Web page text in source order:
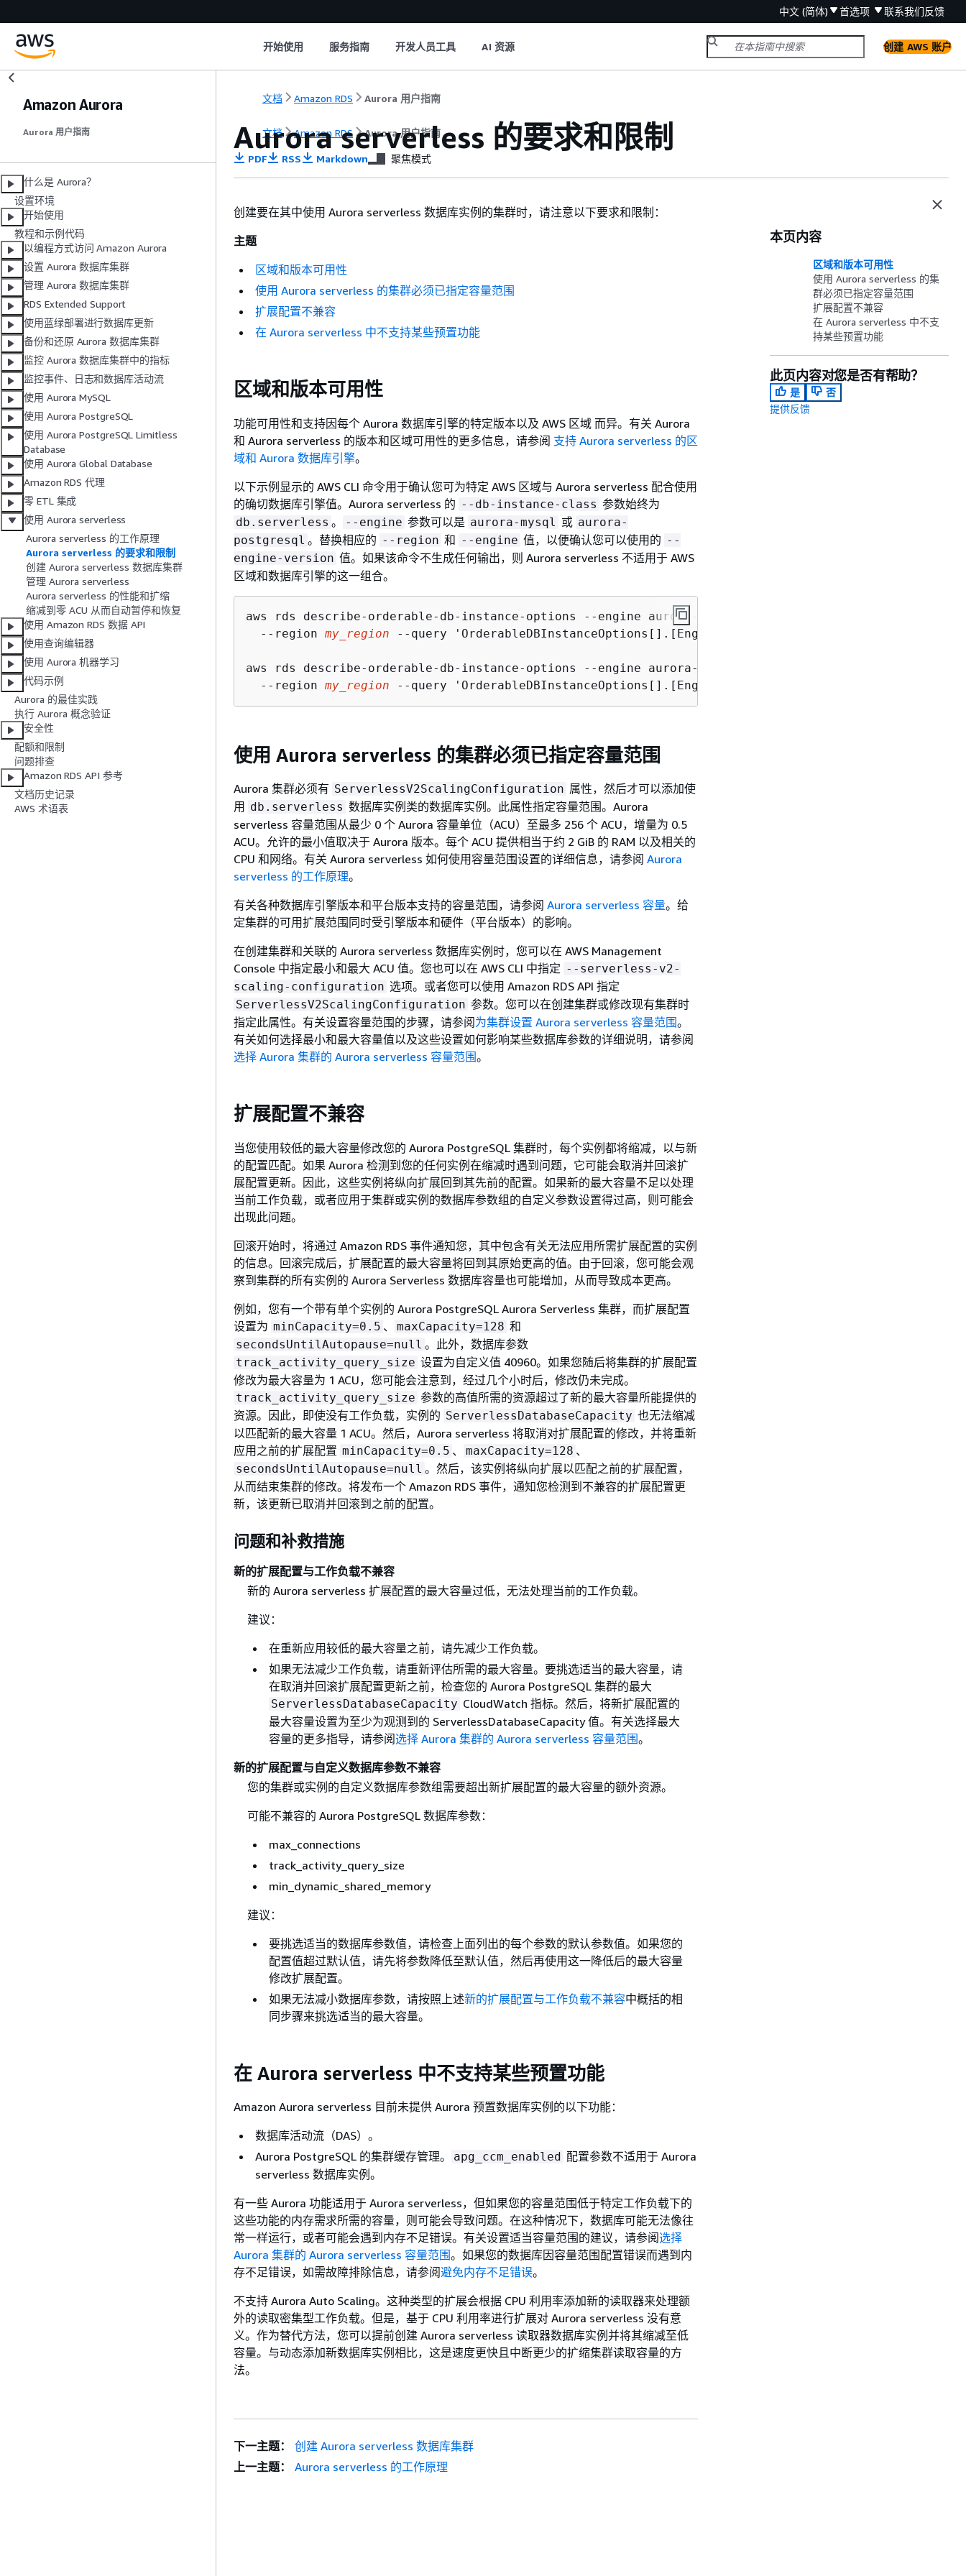
中文 (简体) 首选项 联系我们反馈
开始使用 服务指南 开发人员工具 AI 资源 创建 AWS 账户
Amazon Aurora
Aurora 用户指南
什么是 Aurora？
设置环境
开始使用
教程和示例代码
以编程方式访问 Amazon Aurora
设置 Aurora 数据库集群
管理 Aurora 数据库集群
RDS Extended Support
使用蓝绿部署进行数据库更新
备份和还原 Aurora 数据库集群
监控 Aurora 数据库集群中的指标
监控事件、日志和数据库活动流
使用 Aurora MySQL
使用 Aurora PostgreSQL
使用 Aurora PostgreSQL Limitless
Database
使用 Aurora Global Database
Amazon RDS 代理
零 ETL 集成
使用 Aurora serverless
Aurora serverless 的工作原理
Aurora serverless 的要求和限制
创建 Aurora serverless 数据库集群
管理 Aurora serverless
Aurora serverless 的性能和扩缩
缩减到零 ACU 从而自动暂停和恢复
使用 Amazon RDS 数据 API
使用查询编辑器
使用 Aurora 机器学习
代码示例
Aurora 的最佳实践
执行 Aurora 概念验证
安全性
配额和限制
问题排查
Amazon RDS API 参考
文档历史记录
AWS 术语表
文档 Amazon RDS Aurora 用户指南
文档 Amazon RDS Aurora 用户指南
Aurora serverless 的要求和限制
PDF RSS Markdown 聚焦模式
创建要在其中使用 Aurora serverless 数据库实例的集群时，请注意以下要求和限制：
主题
区域和版本可用性
使用 Aurora serverless 的集群必须已指定容量范围
扩展配置不兼容
在 Aurora serverless 中不支持某些预置功能
区域和版本可用性
功能可用性和支持因每个 Aurora 数据库引擎的特定版本以及 AWS 区域 而异。有关 Aurora
和 Aurora serverless 的版本和区域可用性的更多信息，请参阅 支持 Aurora serverless 的区
域和 Aurora 数据库引擎。
以下示例显示的 AWS CLI 命令用于确认您可为特定 AWS 区域与 Aurora serverless 配合使用
的确切数据库引擎值。Aurora serverless 的 --db-instance-class 参数始终为
db.serverless 。 --engine 参数可以是 aurora-mysql 或 aurora-
postgresql 。替换相应的 --region 和 --engine 值，以便确认您可以使用的 --
engine-version 值。如果该命令不生成任何输出，则 Aurora serverless 不适用于 AWS
区域和数据库引擎的这一组合。
aws rds describe-orderable-db-instance-options --engine aurora-mysql --db-instance-class
  --region
my_region --query 'OrderableDBInstanceOptions[].[EngineVersion]' --output text
aws rds describe-orderable-db-instance-options --engine aurora-postgresql --db-instance-class
  --region
my_region --query 'OrderableDBInstanceOptions[].[EngineVersion]' --output text
使用 Aurora serverless 的集群必须已指定容量范围
Aurora 集群必须有 ServerlessV2ScalingConfiguration 属性，然后才可以添加使
用 db.serverless 数据库实例类的数据库实例。此属性指定容量范围。Aurora
serverless 容量范围从最少 0 个 Aurora 容量单位（ACU）至最多 256 个 ACU，增量为 0.5
ACU。允许的最小值取决于 Aurora 版本。每个 ACU 提供相当于约 2 GiB 的 RAM 以及相关的
CPU 和网络。有关 Aurora serverless 如何使用容量范围设置的详细信息，请参阅 Aurora
serverless 的工作原理。
有关各种数据库引擎版本和平台版本支持的容量范围，请参阅 Aurora serverless 容量。给
定集群的可用扩展范围同时受引擎版本和硬件（平台版本）的影响。
在创建集群和关联的 Aurora serverless 数据库实例时，您可以在 AWS Management
Console 中指定最小和最大 ACU 值。您也可以在 AWS CLI 中指定 --serverless-v2-
scaling-configuration 选项。或者您可以使用 Amazon RDS API 指定
ServerlessV2ScalingConfiguration 参数。您可以在创建集群或修改现有集群时
指定此属性。有关设置容量范围的步骤，请参阅为集群设置 Aurora serverless 容量范围。
有关如何选择最小和最大容量值以及这些设置如何影响某些数据库参数的详细说明，请参阅
选择 Aurora 集群的 Aurora serverless 容量范围。
扩展配置不兼容
当您使用较低的最大容量修改您的 Aurora PostgreSQL 集群时，每个实例都将缩减，以与新
的配置匹配。如果 Aurora 检测到您的任何实例在缩减时遇到问题，它可能会取消并回滚扩
展配置更新。因此，这些实例将纵向扩展回到其先前的配置。如果新的最大容量不足以处理
当前工作负载，或者应用于集群或实例的数据库参数组的自定义参数设置得过高，则可能会
出现此问题。
回滚开始时，将通过 Amazon RDS 事件通知您，其中包含有关无法应用所需扩展配置的实例
的信息。回滚完成后，扩展配置的最大容量将回到其原始更高的值。由于回滚，您可能会观
察到集群的所有实例的 Aurora Serverless 数据库容量也可能增加，从而导致成本更高。
例如，您有一个带有单个实例的 Aurora PostgreSQL Aurora Serverless 集群，而扩展配置
设置为 minCapacity=0.5 、 maxCapacity=128 和
secondsUntilAutopause=null 。此外，数据库参数
track_activity_query_size 设置为自定义值 40960。如果您随后将集群的扩展配置
修改为最大容量为 1 ACU，您可能会注意到，经过几个小时后，修改仍未完成。
track_activity_query_size 参数的高值所需的资源超过了新的最大容量所能提供的
资源。因此，即使没有工作负载，实例的 ServerlessDatabaseCapacity 也无法缩减
以匹配新的最大容量 1 ACU。然后，Aurora serverless 将取消对扩展配置的修改，并将重新
应用之前的扩展配置 minCapacity=0.5 、 maxCapacity=128 、
secondsUntilAutopause=null 。然后，该实例将纵向扩展以匹配之前的扩展配置，
从而结束集群的修改。将发布一个 Amazon RDS 事件，通知您检测到不兼容的扩展配置更
新，该更新已取消并回滚到之前的配置。
问题和补救措施
新的扩展配置与工作负载不兼容
新的 Aurora serverless 扩展配置的最大容量过低，无法处理当前的工作负载。
建议：
在重新应用较低的最大容量之前，请先减少工作负载。
如果无法减少工作负载，请重新评估所需的最大容量。要挑选适当的最大容量，请
在取消并回滚扩展配置更新之前，检查您的 Aurora PostgreSQL 集群的最大
ServerlessDatabaseCapacity CloudWatch 指标。然后，将新扩展配置的
最大容量设置为至少为观测到的 ServerlessDatabaseCapacity 值。有关选择最大
容量的更多指导，请参阅选择 Aurora 集群的 Aurora serverless 容量范围。
新的扩展配置与自定义数据库参数不兼容
您的集群或实例的自定义数据库参数组需要超出新扩展配置的最大容量的额外资源。
可能不兼容的 Aurora PostgreSQL 数据库参数：
max_connections
track_activity_query_size
min_dynamic_shared_memory
建议：
要挑选适当的数据库参数值，请检查上面列出的每个参数的默认参数值。如果您的
配置值超过默认值，请先将参数降低至默认值，然后再使用这一降低后的最大容量
修改扩展配置。
如果无法减小数据库参数，请按照上述新的扩展配置与工作负载不兼容中概括的相
同步骤来挑选适当的最大容量。
在 Aurora serverless 中不支持某些预置功能
Amazon Aurora serverless 目前未提供 Aurora 预置数据库实例的以下功能：
数据库活动流（DAS）。
Aurora PostgreSQL 的集群缓存管理。
apg_ccm_enabled 配置参数不适用于 Aurora
serverless 数据库实例。
有一些 Aurora 功能适用于 Aurora serverless，但如果您的容量范围低于特定工作负载下的
这些功能的内存需求所需的容量，则可能会导致问题。在这种情况下，数据库可能无法像往
常一样运行，或者可能会遇到内存不足错误。有关设置适当容量范围的建议，请参阅选择
Aurora 集群的 Aurora serverless 容量范围。如果您的数据库因容量范围配置错误而遇到内
存不足错误，如需故障排除信息，请参阅避免内存不足错误。
不支持 Aurora Auto Scaling。这种类型的扩展会根据 CPU 利用率添加新的读取器来处理额
外的读取密集型工作负载。但是，基于 CPU 利用率进行扩展对 Aurora serverless 没有意
义。作为替代方法，您可以提前创建 Aurora serverless 读取器数据库实例并将其缩减至低
容量。与动态添加新数据库实例相比，这是速度更快且中断更少的扩缩集群读取容量的方
法。
本页内容
区域和版本可用性
使用 Aurora serverless 的集
群必须已指定容量范围
扩展配置不兼容
在 Aurora serverless 中不支
持某些预置功能
此页内容对您是否有帮助？
是
否
提供反馈
下一主题：
创建 Aurora serverless 数据库集群
上一主题：
Aurora serverless 的工作原理